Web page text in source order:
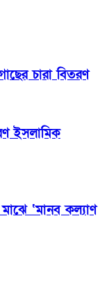
চারা বিতরণ
ইসলামিক
‘মানব কল্যাণ